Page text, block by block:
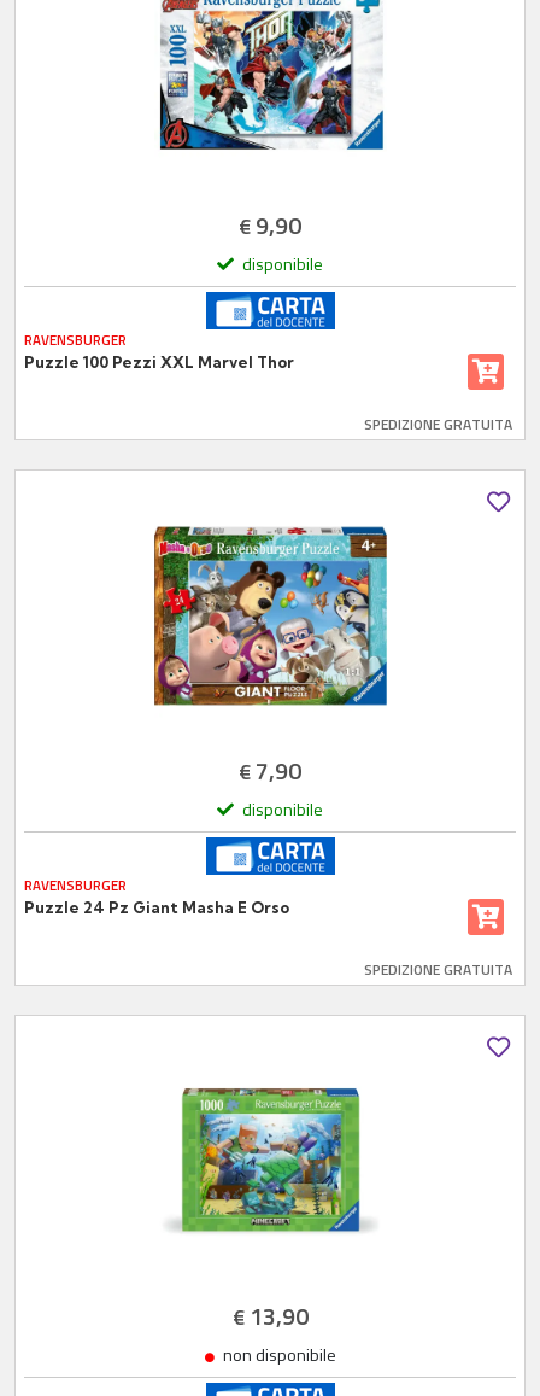
€9,90
disponibile
RAVENSBURGER
Puzzle 100 Pezzi XXL Marvel Thor
SPEDIZIONE GRATUITA
€7,90
disponibile
RAVENSBURGER
Puzzle 24 Pz Giant Masha E Orso
SPEDIZIONE GRATUITA
€13,90
non disponibile